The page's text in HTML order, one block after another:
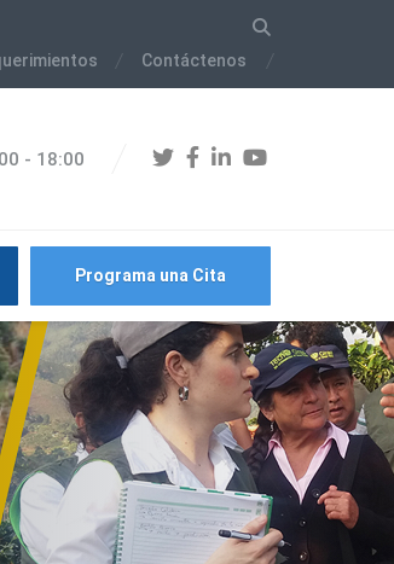
Contáctenos
- 18:00
Programa una Cita